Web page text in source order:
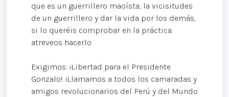
que es un guerrillero maoísta, la vicisitudes
de un guerrillero y dar la vida por los demás,
si lo queréis comprobar en la práctica
atreveos hacerlo.
Exigimos: ¡Libertad para el Presidente
Gonzalo!. ¡Llamamos a todos los camaradas y
amigos revolucionarios del Perú y del Mundo